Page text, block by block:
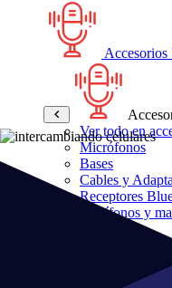
Accesorios
Ver todo en
Micrófonos
Bases
Cables y
Receptores
Audífonos y